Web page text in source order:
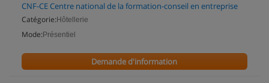
CNF-CE Centre national de la formation-conseil en entreprise
Catégorie: Hôtellerie
Mode: Présentiel
Demande d'information